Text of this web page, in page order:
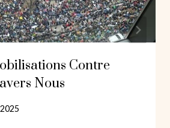
Contre
Nous